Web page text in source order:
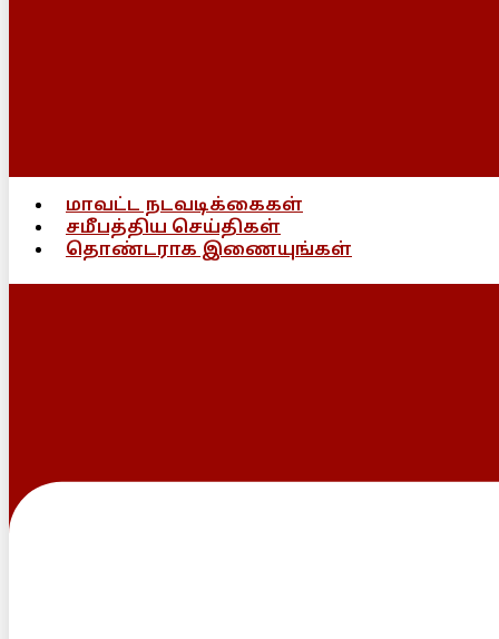
மாவட்ட நடவடிக்கைகள்
சமீபத்திய செய்திகள்
தொண்டராக இணையுங்கள்